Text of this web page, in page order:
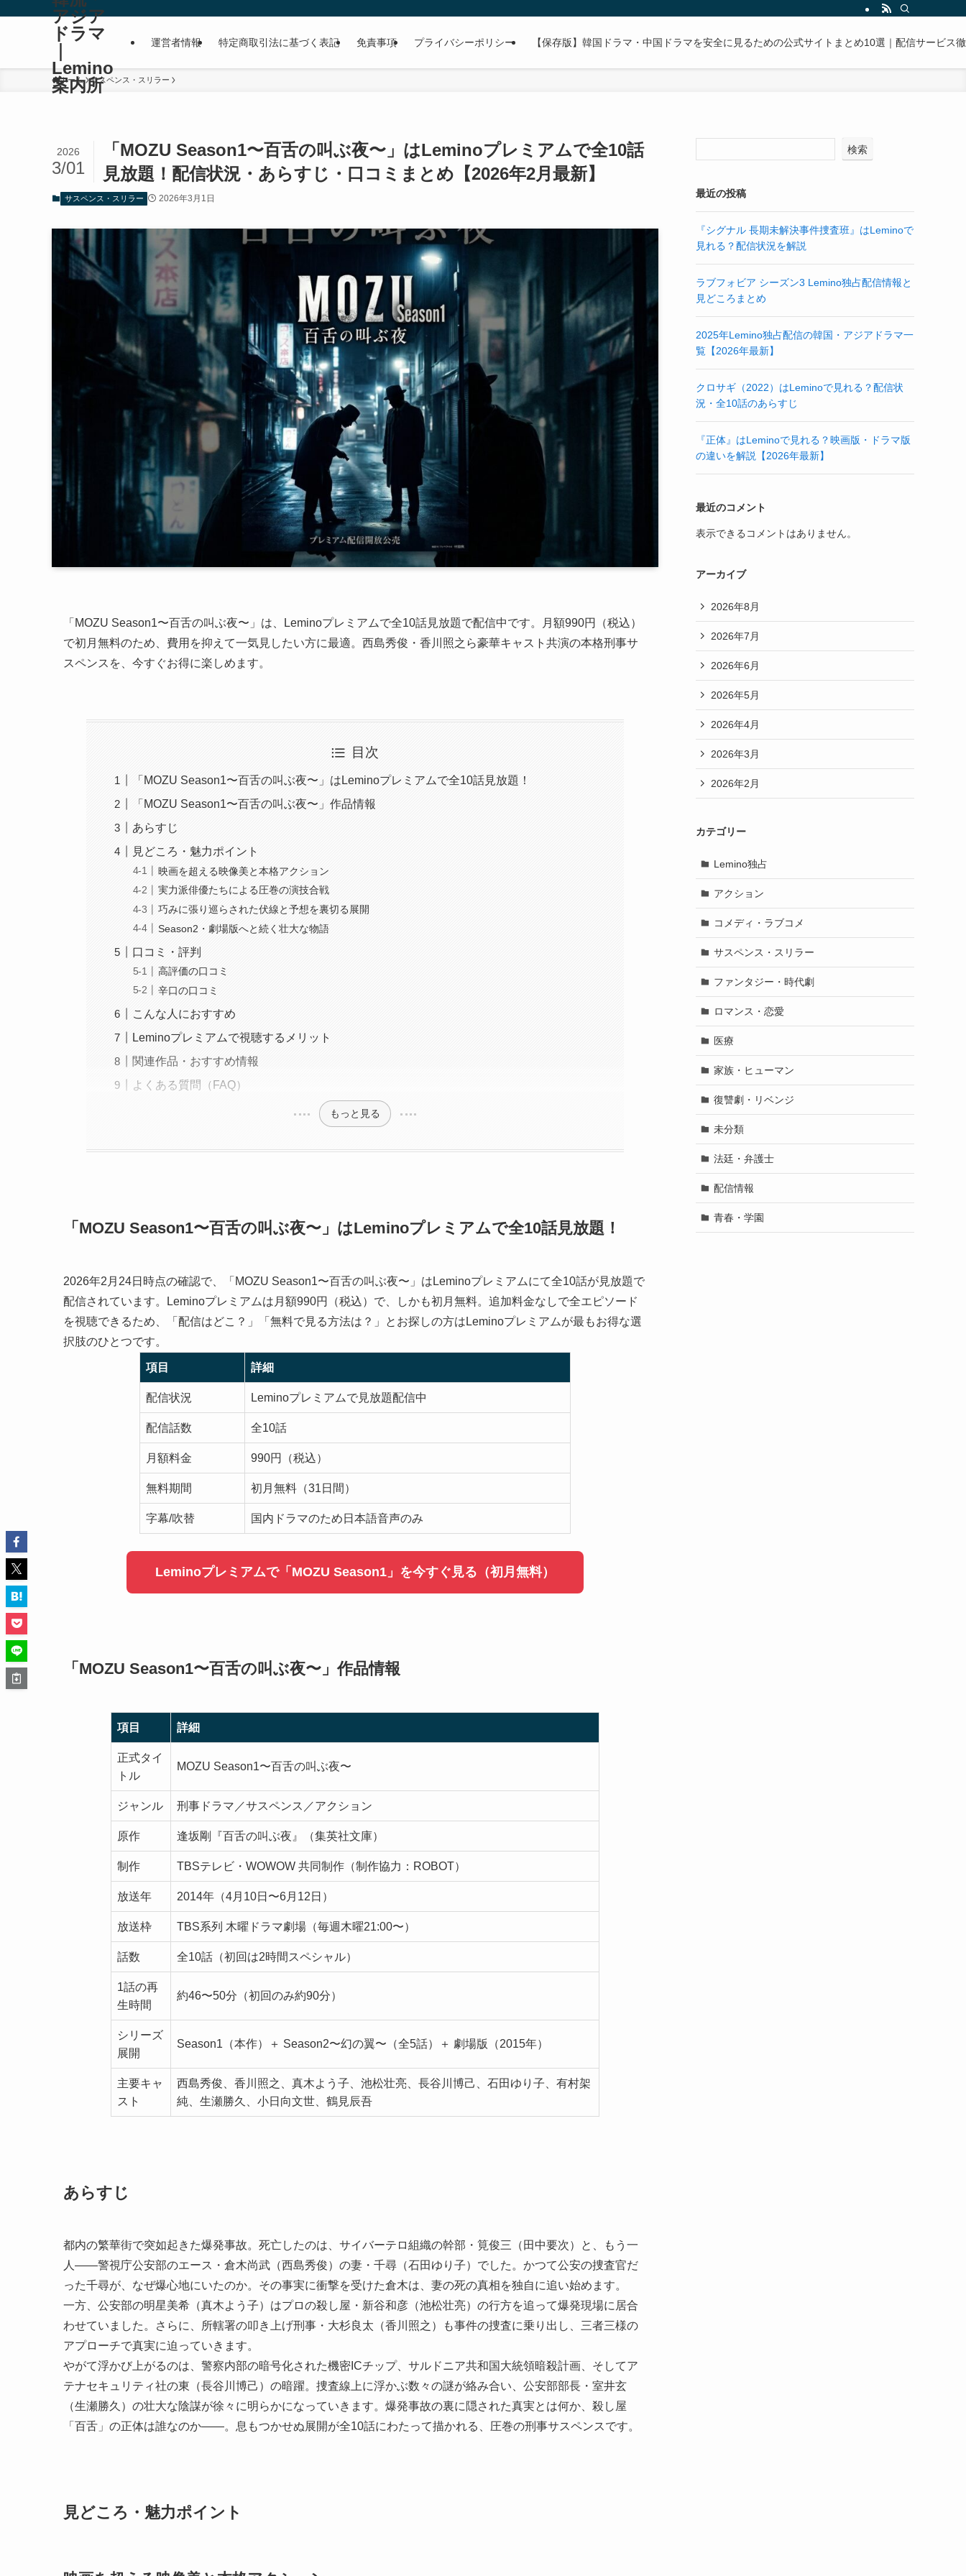
アジア
ドラマ
Lemino
案内所
運営者情報 特定商取引法に基づく表記 免責事項 プライバシーポリシー 【保存版】韓国ドラマ・中国ドラマを安全に見るための公式サイトまとめ10選｜配信サービス
ホーム サスペンス・スリラー
「MOZU Season1〜百舌の叫ぶ夜〜」はLeminoプレミアムで全10話
見放題！配信状況・あらすじ・口コミまとめ【2026年2月最新】
2026
3/01
サスペンス・スリラー 2026年3月1日
「MOZU Season1〜百舌の叫ぶ夜〜」は、Leminoプレミアムで全10話見放題で配信中です。月額990円（税込）
で初月無料のため、費用を抑えて一気見したい方に最適。西島秀俊・香川照之ら豪華キャスト共演の本格刑事サ
スペンスを、今すぐお得に楽しめます。
目次
「MOZU Season1〜百舌の叫ぶ夜〜」はLeminoプレミアムで全10話見放題！
「MOZU Season1〜百舌の叫ぶ夜〜」作品情報
あらすじ
見どころ・魅力ポイント
映画を超える映像美と本格アクション
実力派俳優たちによる圧巻の演技合戦
巧みに張り巡らされた伏線と予想を裏切る展開
Season2・劇場版へと続く壮大な物語
口コミ・評判
高評価の口コミ
辛口の口コミ
こんな人におすすめ
Leminoプレミアムで視聴するメリット
関連作品・おすすめ情報
よくある質問（FAQ）
もっと見る
「MOZU Season1〜百舌の叫ぶ夜〜」はLeminoプレミアムで全10話見放題！
2026年2月24日時点の確認で、「MOZU Season1〜百舌の叫ぶ夜〜」はLeminoプレミアムにて全10話が見放題で
配信されています。Leminoプレミアムは月額990円（税込）で、しかも初月無料。追加料金なしで全エピソード
を視聴できるため、「配信はどこ？」「無料で見る方法は？」とお探しの方はLeminoプレミアムが最もお得な選
択肢のひとつです。
項目 詳細
配信状況 Leminoプレミアムで見放題配信中
配信話数 全10話
月額料金 990円（税込）
無料期間 初月無料（31日間）
字幕/吹替 国内ドラマのため日本語音声のみ
Leminoプレミアムで「MOZU Season1」を今すぐ見る（初月無料）
「MOZU Season1〜百舌の叫ぶ夜〜」作品情報
項目 詳細
正式タイ
トル
MOZU Season1〜百舌の叫ぶ夜〜
ジャンル 刑事ドラマ／サスペンス／アクション
原作 逢坂剛『百舌の叫ぶ夜』（集英社文庫）
制作 TBSテレビ・WOWOW 共同制作（制作協力：ROBOT）
放送年 2014年（4月10日〜6月12日）
放送枠 TBS系列 木曜ドラマ劇場（毎週木曜21:00〜）
話数 全10話（初回は2時間スペシャル）
1話の再
生時間
約46〜50分（初回のみ約90分）
シリーズ
展開
Season1（本作）＋ Season2〜幻の翼〜（全5話）＋ 劇場版（2015年）
主要キャ
スト
西島秀俊、香川照之、真木よう子、池松壮亮、長谷川博己、石田ゆり子、有村架
純、生瀬勝久、小日向文世、鶴見辰吾
あらすじ
都内の繁華街で突如起きた爆発事故。死亡したのは、サイバーテロ組織の幹部・筧俊三（田中要次）と、もう一
人――警視庁公安部のエース・倉木尚武（西島秀俊）の妻・千尋（石田ゆり子）でした。かつて公安の捜査官だ
った千尋が、なぜ爆心地にいたのか。その事実に衝撃を受けた倉木は、妻の死の真相を独自に追い始めます。
一方、公安部の明星美希（真木よう子）はプロの殺し屋・新谷和彦（池松壮亮）の行方を追って爆発現場に居合
わせていました。さらに、所轄署の叩き上げ刑事・大杉良太（香川照之）も事件の捜査に乗り出し、三者三様の
アプローチで真実に迫っていきます。
やがて浮かび上がるのは、警察内部の暗号化された機密ICチップ、サルドニア共和国大統領暗殺計画、そしてア
テナセキュリティ社の東（長谷川博己）の暗躍。捜査線上に浮かぶ数々の謎が絡み合い、公安部部長・室井玄
（生瀬勝久）の壮大な陰謀が徐々に明らかになっていきます。爆発事故の裏に隠された真実とは何か、殺し屋
「百舌」の正体は誰なのか――。息もつかせぬ展開が全10話にわたって描かれる、圧巻の刑事サスペンスです。
見どころ・魅力ポイント
検索
最近の投稿
『シグナル 長期未解決事件捜査班』はLeminoで
見れる？配信状況を解説
ラブフォビア シーズン3 Lemino独占配信情報と
見どころまとめ
2025年Lemino独占配信の韓国・アジアドラマ一
覧【2026年最新】
クロサギ（2022）はLeminoで見れる？配信状
況・全10話のあらすじ
『正体』はLeminoで見れる？映画版・ドラマ版
の違いを解説【2026年最新】
最近のコメント
表示できるコメントはありません。
アーカイブ
2026年8月
2026年7月
2026年6月
2026年5月
2026年4月
2026年3月
2026年2月
カテゴリー
Lemino独占
アクション
コメディ・ラブコメ
サスペンス・スリラー
ファンタジー・時代劇
ロマンス・恋愛
医療
家族・ヒューマン
復讐劇・リベンジ
未分類
法廷・弁護士
配信情報
青春・学園